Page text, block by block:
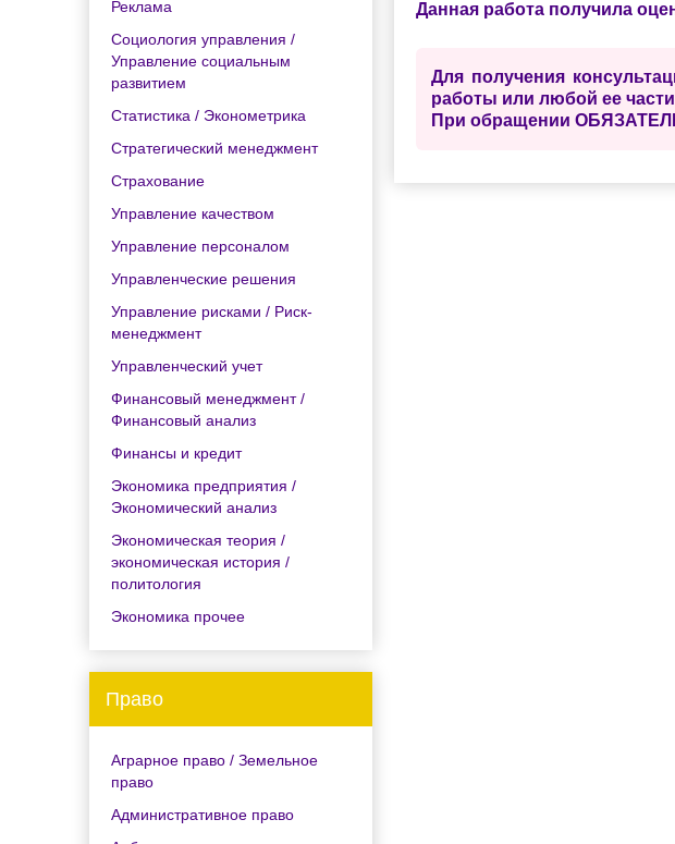
Реклама
Социология управления /
Управление социальным
развитием
Статистика / Эконометрика
Стратегический менеджмент
Страхование
Управление качеством
Управление персоналом
Управленческие решения
Управление рисками / Риск-
менеджмент
Управленческий учет
Финансовый менеджмент /
Финансовый анализ
Финансы и кредит
Экономика предприятия /
Экономический анализ
Экономическая теория /
экономическая история /
политология
Экономика прочее
Право
Аграрное право / Земельное
право
Административное право
Данная работа получила
Для получения
работы или любой ее
При обращении